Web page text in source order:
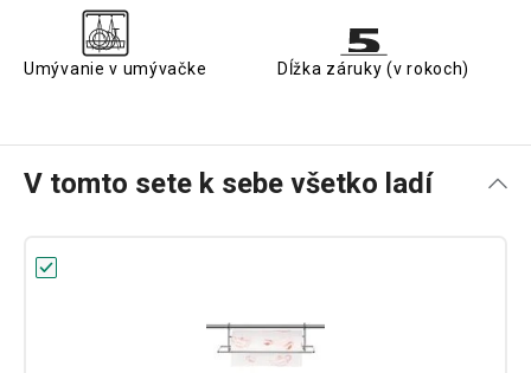
Umývanie v umývačke Dĺžka záruky (v rokoch)
V tomto sete k sebe všetko ladí